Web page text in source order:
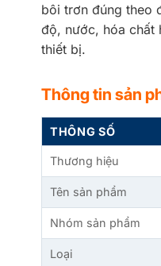
bôi trơn đúng theo
độ, nước, hóa chất
thiết bị.
Thông tin sản
THÔNG SỐ
Thương hiệu
Tên sản phẩm
Nhóm sản phẩm
Loại